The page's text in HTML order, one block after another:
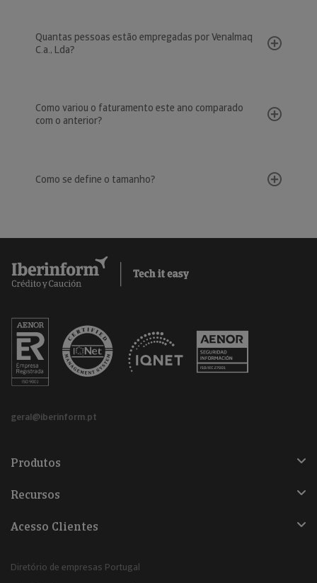
Quantas pessoas estão empregadas por Venalmaq
C.a., Lda?
Como variou o faturamento este ano comparado
com o anterior?
Como se define o tamanho?
geral@iberinform.pt
Produtos
Recursos
Acesso Clientes
Diretório de empresas Portugal